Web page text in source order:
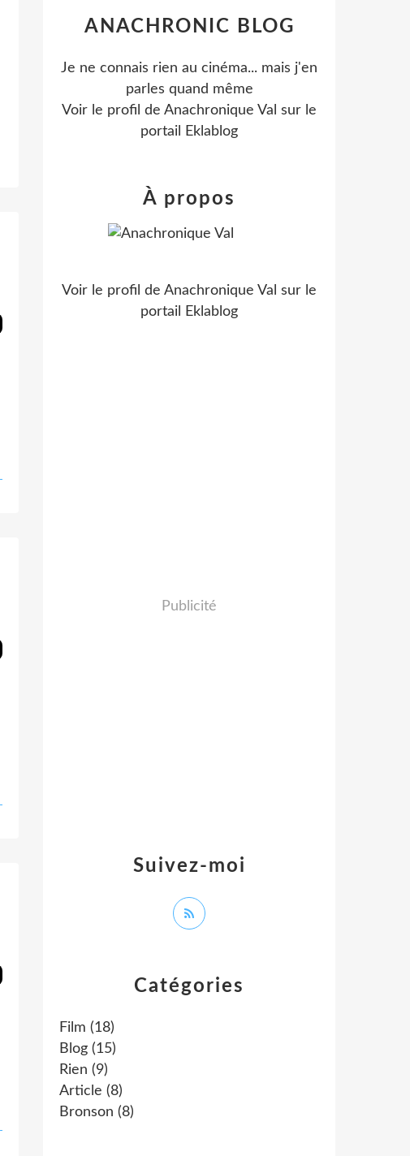
Catégories
Film (18)
Blog (15)
Rien (9)
Article (8)
Bronson (8)
ANACHRONIC BLOG
Je ne connais rien au cinéma... mais j'en
parles quand même
Voir le profil de Anachronique Val sur le
portail Eklablog
Suivez-moi
À propos
Voir le profil de Anachronique Val sur le
portail Eklablog
Publicité